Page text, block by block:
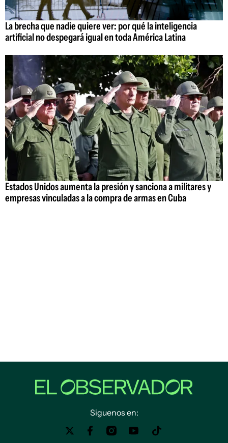
La brecha que nadie quiere ver: por qué la inteligencia
artificial no despegará igual en toda América Latina
Estados Unidos aumenta la presión y sanciona a militares y
empresas vinculadas a la compra de armas en Cuba
Siguenos en: